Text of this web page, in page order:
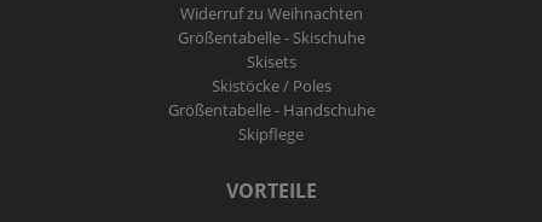
Widerruf zu Weihnachten
Größentabelle - Skischuhe
Skisets
Skistöcke / Poles
Größentabelle - Handschuhe
Skipflege
VORTEILE